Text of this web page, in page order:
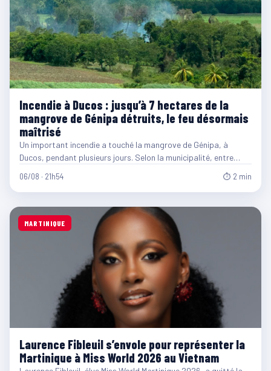
Incendie à Ducos : jusqu’à 7 hectares de la
mangrove de Génipa détruits, le feu désormais
maîtrisé
Un important incendie a touché la mangrove de Génipa, à
Ducos, pendant plusieurs jours. Selon la municipalité, entre…
06/08 · 21h54 ⏱ 2 min
MARTINIQUE
Laurence Fibleuil s’envole pour représenter la
Martinique à Miss World 2026 au Vietnam